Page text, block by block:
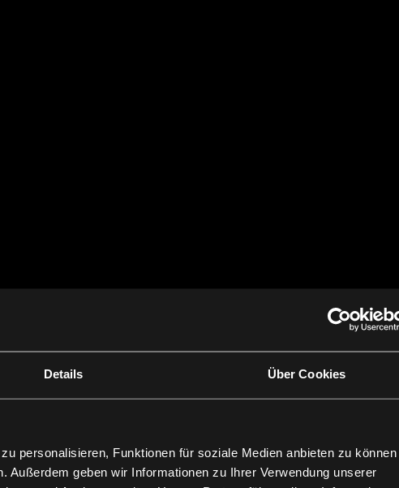
Details Über Cookies
personalisieren, Funktionen für soziale Medien anbieten zu können
Außerdem geben wir Informationen zu Ihrer Verwendung unserer